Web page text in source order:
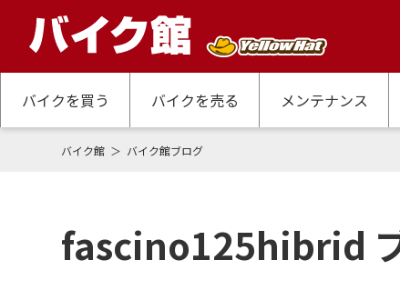
バイクを買う バイクを売る メンテナンス
バイク館 バイク館ブログ
fascino125hibrid